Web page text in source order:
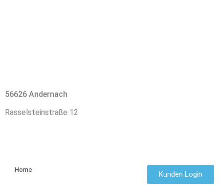
56626 Andernach
Rasselsteinstraße 12
Home
Kunden Login